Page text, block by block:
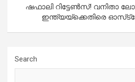
ഷഫാലി റിട്ടേണ്‍സ്! വനിതാ
ഇന്ത്യയ്‌ക്കെതിരെ
Search